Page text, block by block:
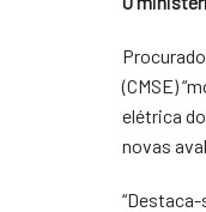
(CMSE)
elétrica
novas